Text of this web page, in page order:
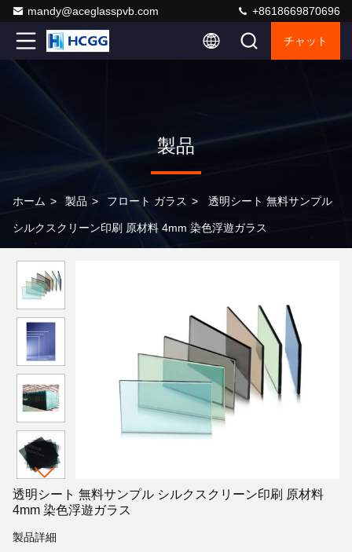
mandy@aceglasspvb.com +8618669870696
チャット
製品
ホーム > 製品 > フロート ガラス > 透明シート 無料サンプル
シルクスクリーン印刷 原材料 4mm 染色浮遊ガラス
透明シート 無料サンプル シルクスクリーン印刷 原材料
4mm 染色浮遊ガラス
製品詳細